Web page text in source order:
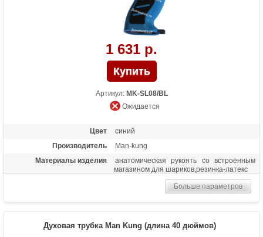
1 631 р.
Артикул: MK-SL08/BL
Ожидается
Цвет
синий
Производитель
Man-kung
Материалы изделия
анатомическая рукоять со встроенным
магазином для шариков,резинка-латекс
Больше параметров
Духовая трубка Man Kung (длина 40 дюймов)